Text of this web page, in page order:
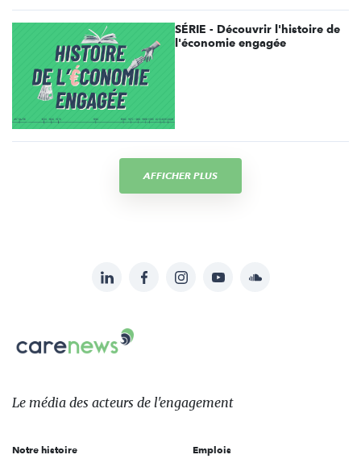
SÉRIE - Découvrir l'histoire de
l'économie engagée
AFFICHER PLUS
sur:
LinkedInFacebookInstagramYouTubeSoundcloud
Carenews,
Le
des
l'engagement
Le média des acteurs de l'engagement
Notre histoire
Emplois